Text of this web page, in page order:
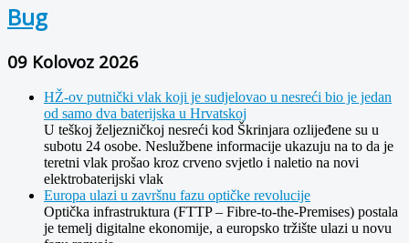
Bug
09 Kolovoz 2026
HŽ-ov putnički vlak koji je sudjelovao u nesreći bio je jedan
od samo dva baterijska u Hrvatskoj
U teškoj željezničkoj nesreći kod Škrinjara ozlijeđene su u
subotu 24 osobe. Neslužbene informacije ukazuju na to da je
teretni vlak prošao kroz crveno svjetlo i naletio na novi
elektrobaterijski vlak
Europa ulazi u završnu fazu optičke revolucije
Optička infrastruktura (FTTP – Fibre-to-the-Premises) postala
je temelj digitalne ekonomije, a europsko tržište ulazi u novu